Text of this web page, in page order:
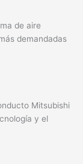
de aire
demandadas
Mitsubishi
y el